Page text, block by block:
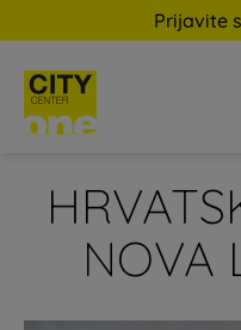
Prijavite
NOVA